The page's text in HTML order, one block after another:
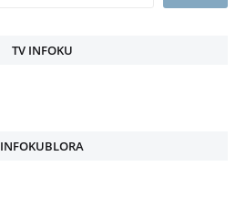
TV INFOKU
INFOKUBLORA